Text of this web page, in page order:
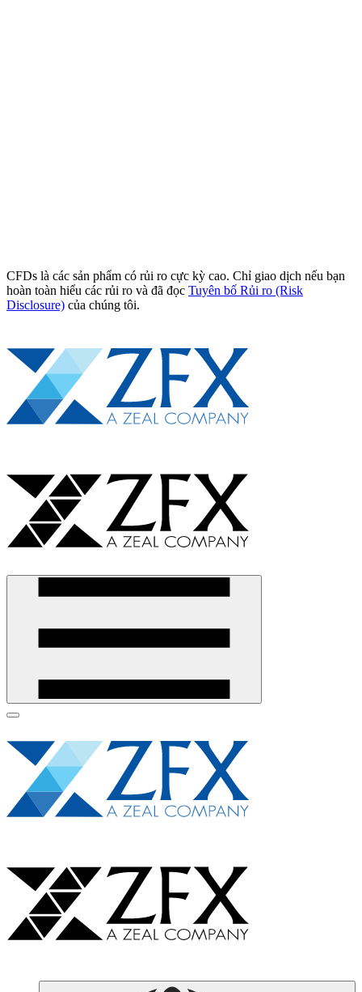
CFDs là các sản phẩm có rủi ro cực kỳ cao. Chỉ giao dịch nếu bạn
hoàn toàn hiểu các rủi ro và đã đọc Tuyên bố Rủi ro (Risk
Disclosure) của chúng tôi.